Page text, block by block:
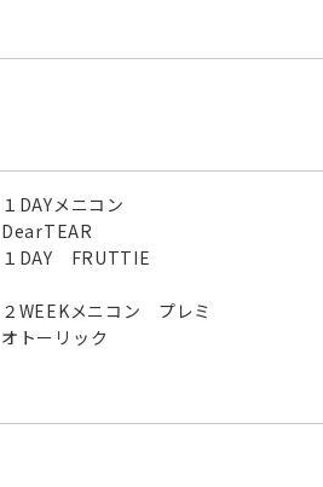
１DAYメニコン
DearTEAR
１DAY FRUTTIE
２WEEKメニコン プレミ
オトーリック